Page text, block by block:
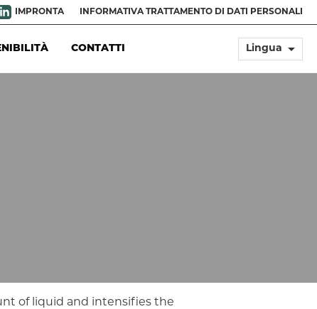
IMPRONTA INFORMATIVA TRATTAMENTO DI DATI PERSONALI
CONTATTI Lingua arrow_drop_down
of liquid and intensifies the